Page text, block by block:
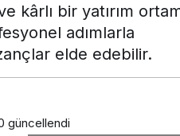
bir yatırım
adımlarla
elde edebilir.
güncellendi